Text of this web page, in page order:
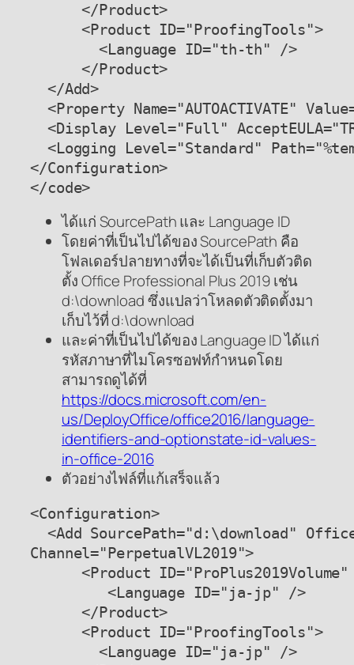
      </Product>
      <Product ID="ProofingTools">
        <Language ID="th-th" />
      </Product>
  </Add>
<Property Name="AUTOACTIVATE"
<Display Level="Full"
<Logging Level="Standard"
</Configuration>
</code>
ได้แก่ SourcePath และ Language ID
โดยค่าที่เป็นไปได้ของ SourcePath คือ
โฟลเดอร์ปลายทางที่จะได้เป็นที่เก็บตัวติด
ตั้ง Office Professional Plus 2019 เช่น
d:\download ซึ่งแปลว่าโหลดตัวติดตั้งมา
เก็บไว้ที่ d:\download
และค่าที่เป็นไปได้ของ Language ID ได้แก่
รหัสภาษาที่ไมโครซอฟท์กำหนดโดย
สามารถดูได้ที่
https://docs.microsoft.com/en-
us/DeployOffice/office2016/language-
identifiers-and-optionstate-id-values-
in-office-2016
ตัวอย่างไฟล์ที่แก้เสร็จแล้ว
<Configuration>
<Add SourcePath="d:\download"
Channel="PerpetualVL2019">
<Product
         <Language ID="ja-jp" />
      </Product>
      <Product ID="ProofingTools">
        <Language ID="ja-jp" />